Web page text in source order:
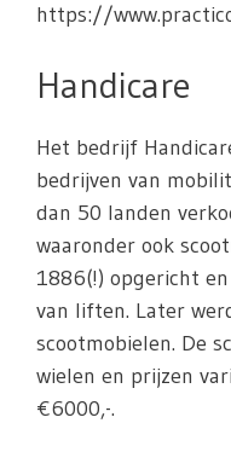
https://
Handicare
Het bedrijf
bedrijven van
dan 50 landen
waaronder ook
1886(!) opgericht
van liften. Later
scootmobielen. De
wielen en prijzen
€6000,-.